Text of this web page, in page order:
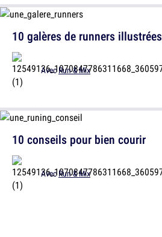
10 galères de runners illustrées
AvecRun & Mix
10 conseils pour bien courir
AvecRun & Mix